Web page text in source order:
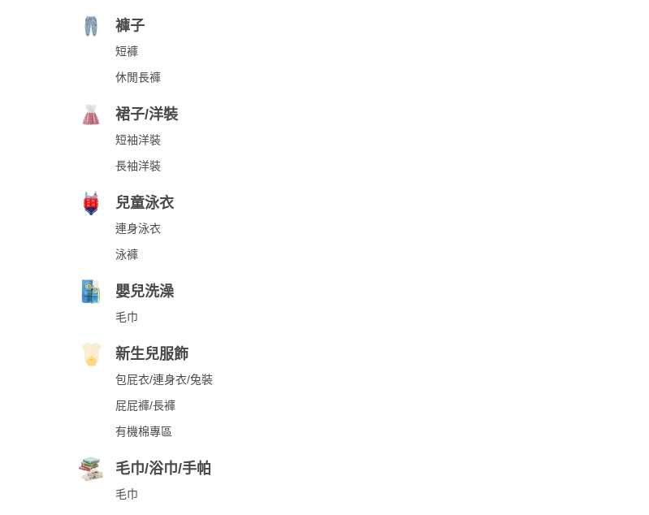
褲子
短褲
休閒長褲
裙子/洋裝
短袖洋裝
長袖洋裝
兒童泳衣
連身泳衣
泳褲
嬰兒洗澡
毛巾
新生兒服飾
包屁衣/連身衣/兔裝
屁屁褲/長褲
有機棉專區
毛巾/浴巾/手帕
毛巾